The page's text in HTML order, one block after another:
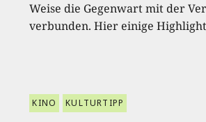
Weise die Gegenwart mit der
verbunden. Hier einige
KINO KULTURTIPP